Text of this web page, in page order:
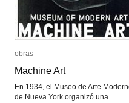
obras
Machine Art
En 1934, el Museo de Arte
de Nueva York organizó una
obras
Machine Art